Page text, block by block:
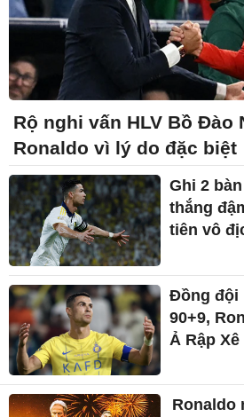
Rộ nghi vấn HLV Bồ Đào
Ronaldo vì lý do đặc biệt
Ghi 2
thắng
tiên vô
Đồng đội
90+9,
Ả Rập Xê
Ronaldo